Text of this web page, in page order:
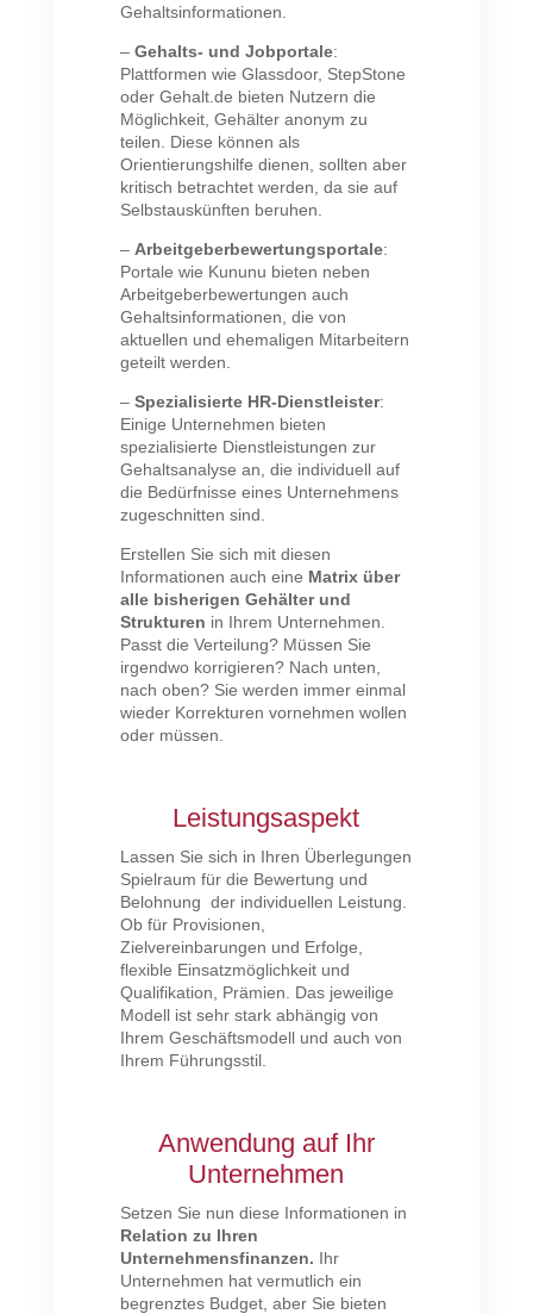
Gehaltsinformationen.
– Gehalts- und Jobportale:
Plattformen wie Glassdoor, StepStone
oder Gehalt.de bieten Nutzern die
Möglichkeit, Gehälter anonym zu
teilen. Diese können als
Orientierungshilfe dienen, sollten aber
kritisch betrachtet werden, da sie auf
Selbstauskünften beruhen.
– Arbeitgeberbewertungsportale:
Portale wie Kununu bieten neben
Arbeitgeberbewertungen auch
Gehaltsinformationen, die von
aktuellen und ehemaligen Mitarbeitern
geteilt werden.
– Spezialisierte HR-Dienstleister:
Einige Unternehmen bieten
spezialisierte Dienstleistungen zur
Gehaltsanalyse an, die individuell auf
die Bedürfnisse eines Unternehmens
zugeschnitten sind.
Erstellen Sie sich mit diesen
Informationen auch eine Matrix über
alle bisherigen Gehälter und
Strukturen in Ihrem Unternehmen.
Passt die Verteilung? Müssen Sie
irgendwo korrigieren? Nach unten,
nach oben? Sie werden immer einmal
wieder Korrekturen vornehmen wollen
oder müssen.
Leistungsaspekt
Lassen Sie sich in Ihren Überlegungen
Spielraum für die Bewertung und
Belohnung der individuellen Leistung.
Ob für Provisionen,
Zielvereinbarungen und Erfolge,
flexible Einsatzmöglichkeit und
Qualifikation, Prämien. Das jeweilige
Modell ist sehr stark abhängig von
Ihrem Geschäftsmodell und auch von
Ihrem Führungsstil.
Anwendung auf Ihr
Unternehmen
Setzen Sie nun diese Informationen in
Relation zu Ihren
Unternehmensfinanzen. Ihr
Unternehmen hat vermutlich ein
begrenztes Budget, aber Sie bieten